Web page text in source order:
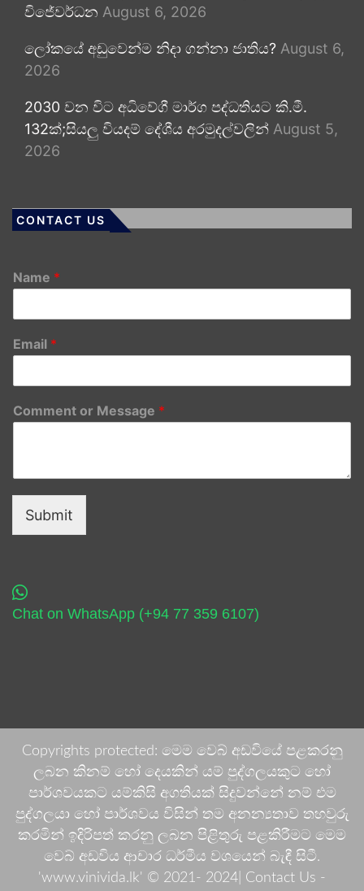
විජේවර්ධන August 6, 2026
ලෝකයේ අඩුවෙන්ම නිදා ගන්නා ජාතිය? August 6,
2026
2030 වන විට අධිවේගී මාර්ග පද්ධතියට කි.මී.
132ක්;සියලු වියදම් දේශීය අරමුදල්වලින් August 5,
2026
CONTACT US
Name *
Email *
Comment or Message *
Submit
Chat on WhatsApp (+94 77 359 6107)
Copyrights protected: මෙම වෙබ් අඩවියේ පළකරනු
ලබන කිනම් හෝ දෙයකින් යම් පුද්ගලයකුට හෝ
පාර්ශවයකට යම්කිසි අගතියක් සිදුවන්නේ නම් එම
පුද්ගලයා හෝ පාර්ශවය විසින් තම අනන්‍යතාව තහවුරු
කරමින් ඉදිරිපත් කරනු ලබන පිළිතුරු පළකිරීමට මෙම
වෙබ් අඩවිය ආචාර ධර්මීය වශයෙන් බැඳී සිටී.
'www.vinivida.lk' © 2021- 2024| Contact Us -